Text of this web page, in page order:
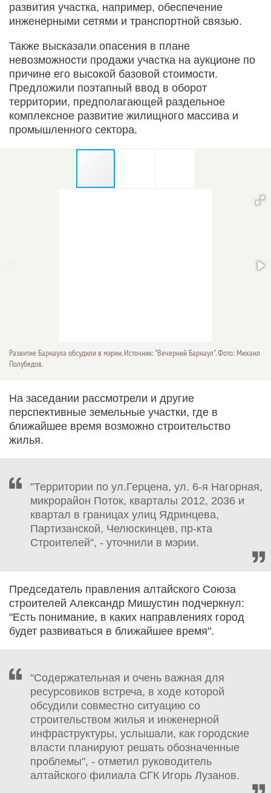
развития участка, например, обеспечение
инженерными сетями и транспортной связью.
Также высказали опасения в плане
невозможности продажи участка на аукционе по
причине его высокой базовой стоимости.
Предложили поэтапный ввод в оборот
территории, предполагающей раздельное
комплексное развитие жилищного массива и
промышленного сектора.
Развитие Барнаула обсудили в мэрии. Источник: "Вечерний Барнаул". Фото: Михаил
Полубедов.
На заседании рассмотрели и другие
перспективные земельные участки, где в
ближайшее время возможно строительство
жилья.
"Территории по ул.Герцена, ул. 6-я Нагорная,
микрорайон Поток, кварталы 2012, 2036 и
квартал в границах улиц Ядринцева,
Партизанской, Челюскинцев, пр-кта
Строителей", - уточнили в мэрии.
Председатель правления алтайского Союза
строителей Александр Мишустин подчеркнул:
"Есть понимание, в каких направлениях город
будет развиваться в ближайшее время".
"Содержательная и очень важная для
ресурсовиков встреча, в ходе которой
обсудили совместно ситуацию со
строительством жилья и инженерной
инфраструктуры, услышали, как городские
власти планируют решать обозначенные
проблемы", - отметил руководитель
алтайского филиала СГК Игорь Лузанов.